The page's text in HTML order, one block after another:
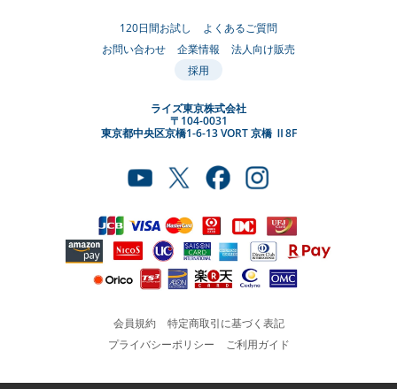
120日間お試し
よくあるご質問
お問い合わせ
企業情報
法人向け販売
採用
ライズ東京株式会社
〒104-0031
東京都中央区京橋1-6-13 VORT 京橋 Ⅱ8F
会員規約
特定商取引に基づく表記
プライバシーポリシー
ご利用ガイド